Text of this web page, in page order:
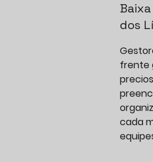
dos
frente
cada